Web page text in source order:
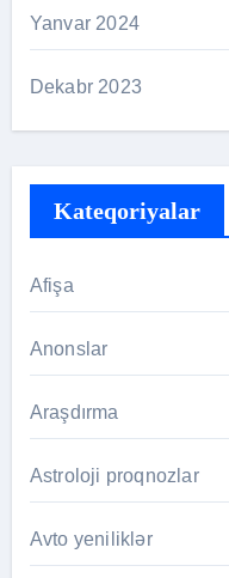
Yanvar 2024
Dekabr 2023
Kateqoriyalar
Afişa
Anonslar
Araşdırma
Astroloji proqnozlar
Avto yeniliklər